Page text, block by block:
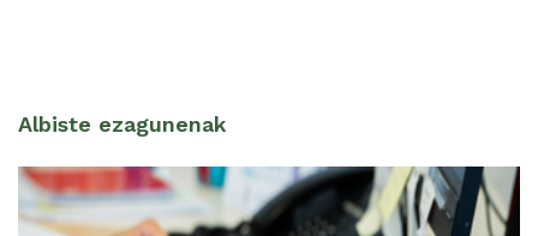
Albiste ezagunenak